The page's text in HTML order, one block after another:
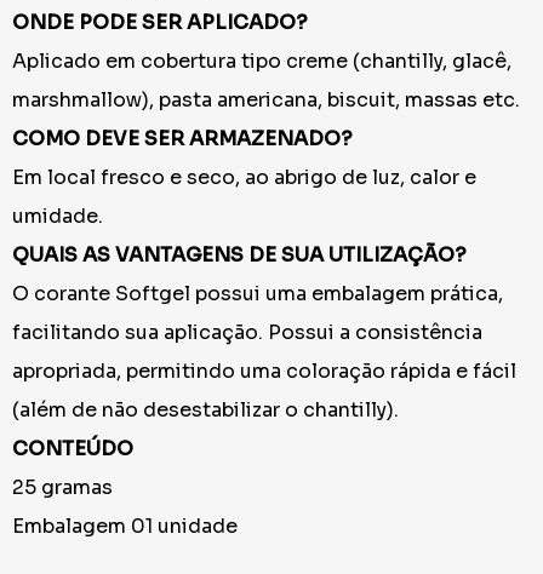
ONDE PODE SER APLICADO?
Aplicado em cobertura tipo creme (chantilly, glacê,
marshmallow), pasta americana, biscuit, massas etc.
COMO DEVE SER ARMAZENADO?
Em local fresco e seco, ao abrigo de luz, calor e
umidade.
QUAIS AS VANTAGENS DE SUA UTILIZAÇÃO?
O corante Softgel possui uma embalagem prática,
facilitando sua aplicação. Possui a consistência
apropriada, permitindo uma coloração rápida e fácil
(além de não desestabilizar o chantilly).
CONTEÚDO
25 gramas
Embalagem 01 unidade